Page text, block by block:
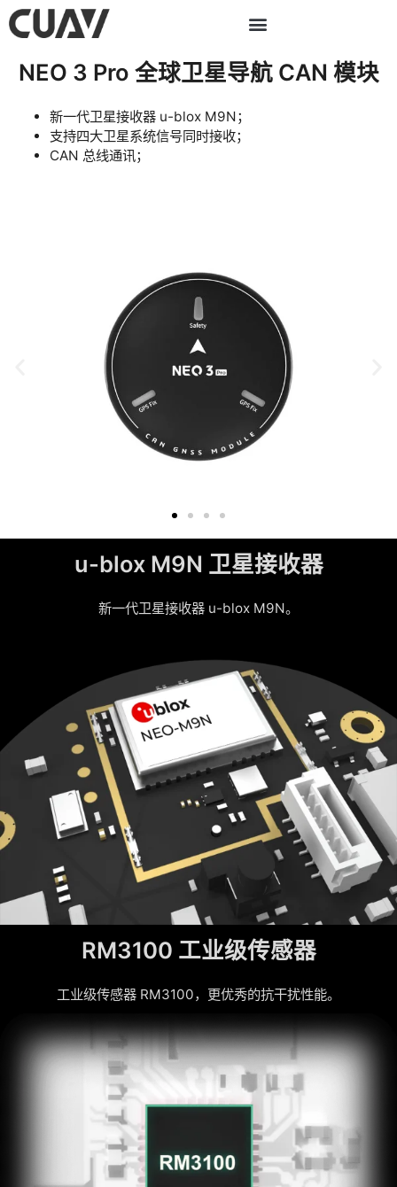
至
NEO 3 Pro 全球卫星导航 CAN 模块
新一代卫星接收器 u-blox M9N；
支持四大卫星系统信号同时接收；
CAN 总线通讯；
u-blox M9N 卫星接收器
新一代卫星接收器 u-blox M9N。
RM3100 工业级传感器
工业级传感器 RM3100，更优秀的抗干扰性能。